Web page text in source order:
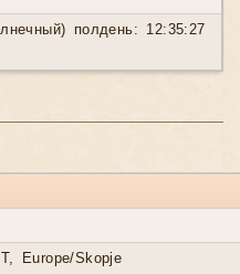
полдень: 12:35:27
Europe/Skopje